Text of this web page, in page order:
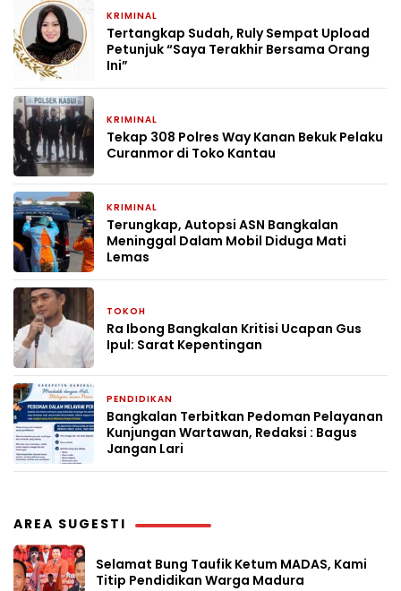
KRIMINAL
Tertangkap Sudah, Ruly Sempat Upload
Petunjuk “Saya Terakhir Bersama Orang
Ini”
KRIMINAL
Tekap 308 Polres Way Kanan Bekuk Pelaku
Curanmor di Toko Kantau
KRIMINAL
Terungkap, Autopsi ASN Bangkalan
Meninggal Dalam Mobil Diduga Mati
Lemas
TOKOH
Ra Ibong Bangkalan Kritisi Ucapan Gus
Ipul: Sarat Kepentingan
PENDIDIKAN
Bangkalan Terbitkan Pedoman Pelayanan
Kunjungan Wartawan, Redaksi : Bagus
Jangan Lari
AREA SUGESTI
Selamat Bung Taufik Ketum MADAS, Kami
Titip Pendidikan Warga Madura